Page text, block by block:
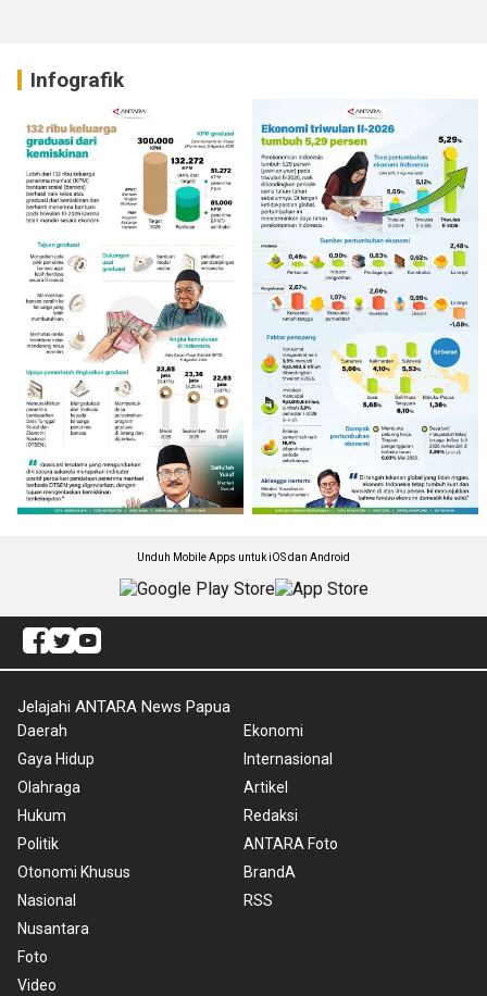
Infografik
Unduh Mobile Apps untuk iOS dan Android
Jelajahi ANTARA News Papua
Daerah
Gaya Hidup
Olahraga
Hukum
Politik
Otonomi Khusus
Nasional
Nusantara
Foto
Video
Ekonomi
Internasional
Artikel
Redaksi
ANTARA Foto
BrandA
RSS